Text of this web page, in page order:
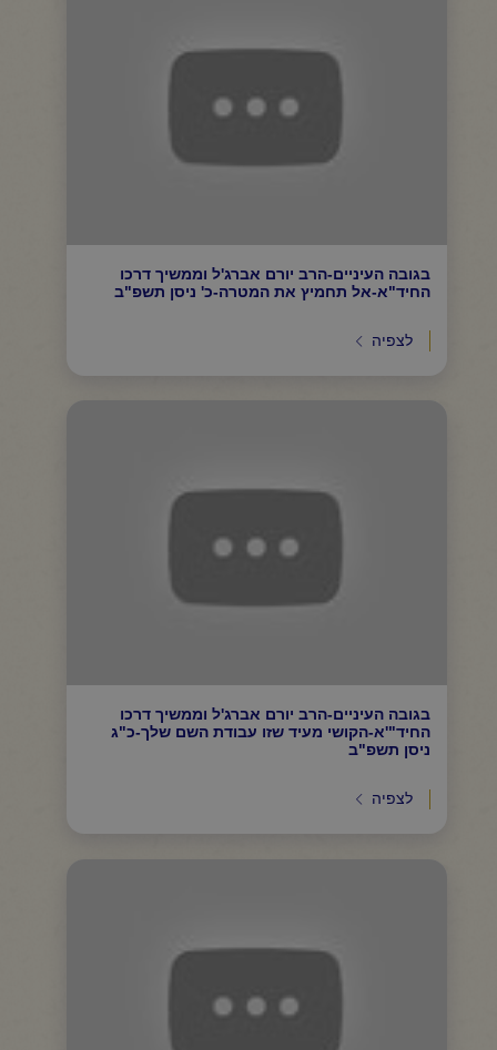
בגובה העיניים-הרב יורם אברג'ל וממשיך דרכו
החיד"א-אל תחמיץ את המטרה-כ' ניסן תשפ"ב
לצפיה
בגובה העיניים-הרב יורם אברג'ל וממשיך דרכו
החיד"'א-הקושי מעיד שזו עבודת השם שלך-כ"ג
ניסן תשפ"ב
לצפיה